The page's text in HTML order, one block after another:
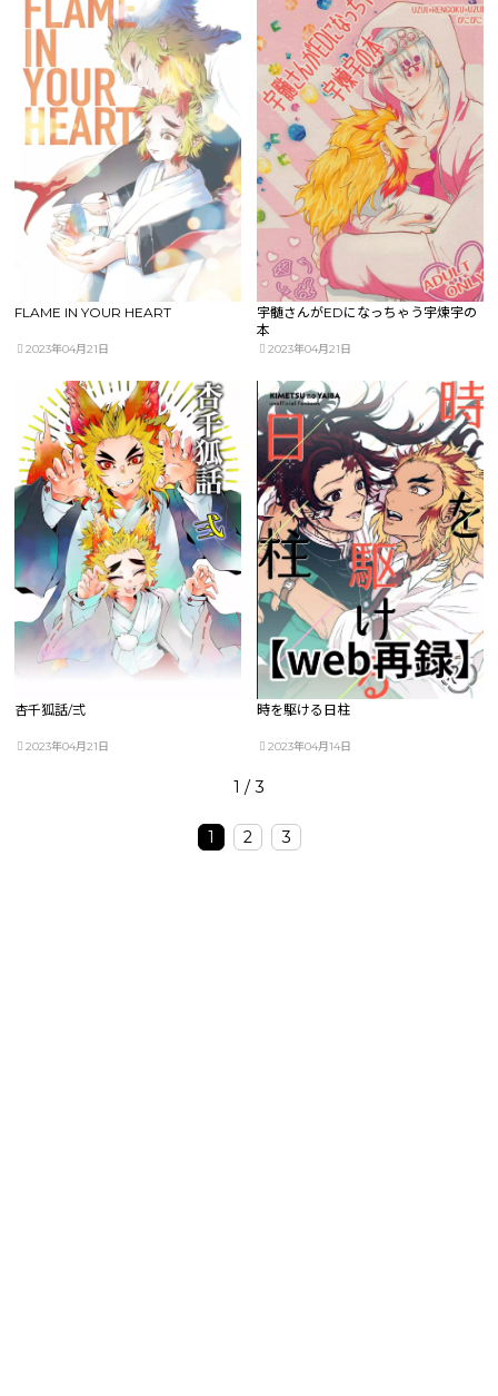
FLAME IN YOUR HEART
2023年04月21日
宇髄さんがEDになっちゃう宇煉宇の
本
2023年04月21日
杏千狐話/弍
2023年04月21日
時を駆ける日柱
2023年04月14日
1 / 3
1 2 3